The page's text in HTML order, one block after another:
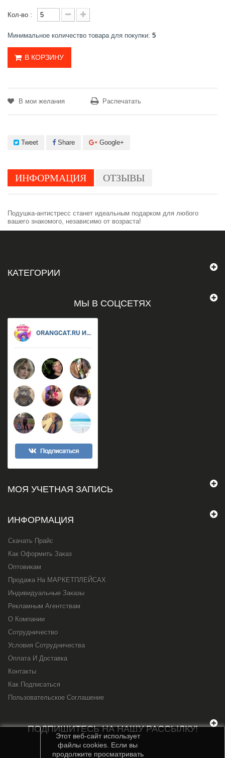
Кол-во :
Минимальное количество товара для покупки: 5
В КОРЗИНУ
В мои желания Распечатать
Tweet Share Google+
ИНФОРМАЦИЯ ОТЗЫВЫ
Подушка-антистресс станет идеальным подарком для любого
вашего знакомого, независимо от возраста!
КАТЕГОРИИ
МЫ В СОЦСЕТЯХ
МОЯ УЧЕТНАЯ ЗАПИСЬ
ИНФОРМАЦИЯ
Скачать Прайс
Как Оформить Заказ
Оптовикам
Продажа На МАРКЕТПЛЕЙСАХ
Индивидуальные Заказы
Рекламным Агентствам
О Компании
Сотрудничество
Условия Сотрудничества
Оплата И Доставка
Контакты
Как Подписаться
Пользовательское Соглашение
ПОДПИШИТЕСЬ НА НАШУ РАССЫЛКУ!
Этот веб-сайт использует
файлы cookies. Если вы
продолжите просматривать